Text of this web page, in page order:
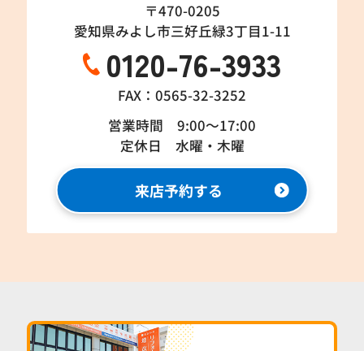
〒470-0205
愛知県みよし市三好丘緑3丁目1-11
0120-76-3933
FAX：0565-32-3252
営業時間 9:00～17:00
定休日 水曜・木曜
来店予約する